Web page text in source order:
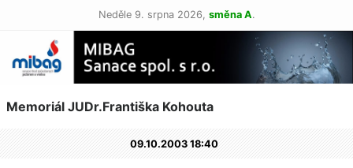
Neděle 9. srpna 2026, směna A.
Memoriál JUDr.Františka Kohouta
09.10.2003 18:40